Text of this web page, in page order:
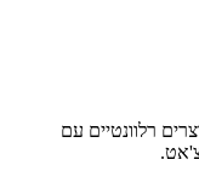
רלוונטיים עם